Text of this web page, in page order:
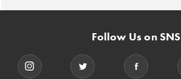
Follow Us on SNS